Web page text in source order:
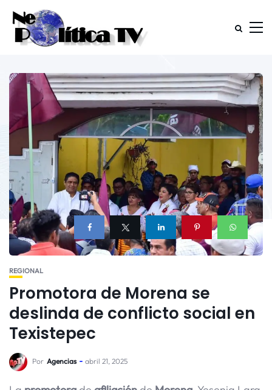
REGIONAL
Promotora de Morena se
deslinda de conflicto social en
Texistepec
Por Agencias abril 21, 2025